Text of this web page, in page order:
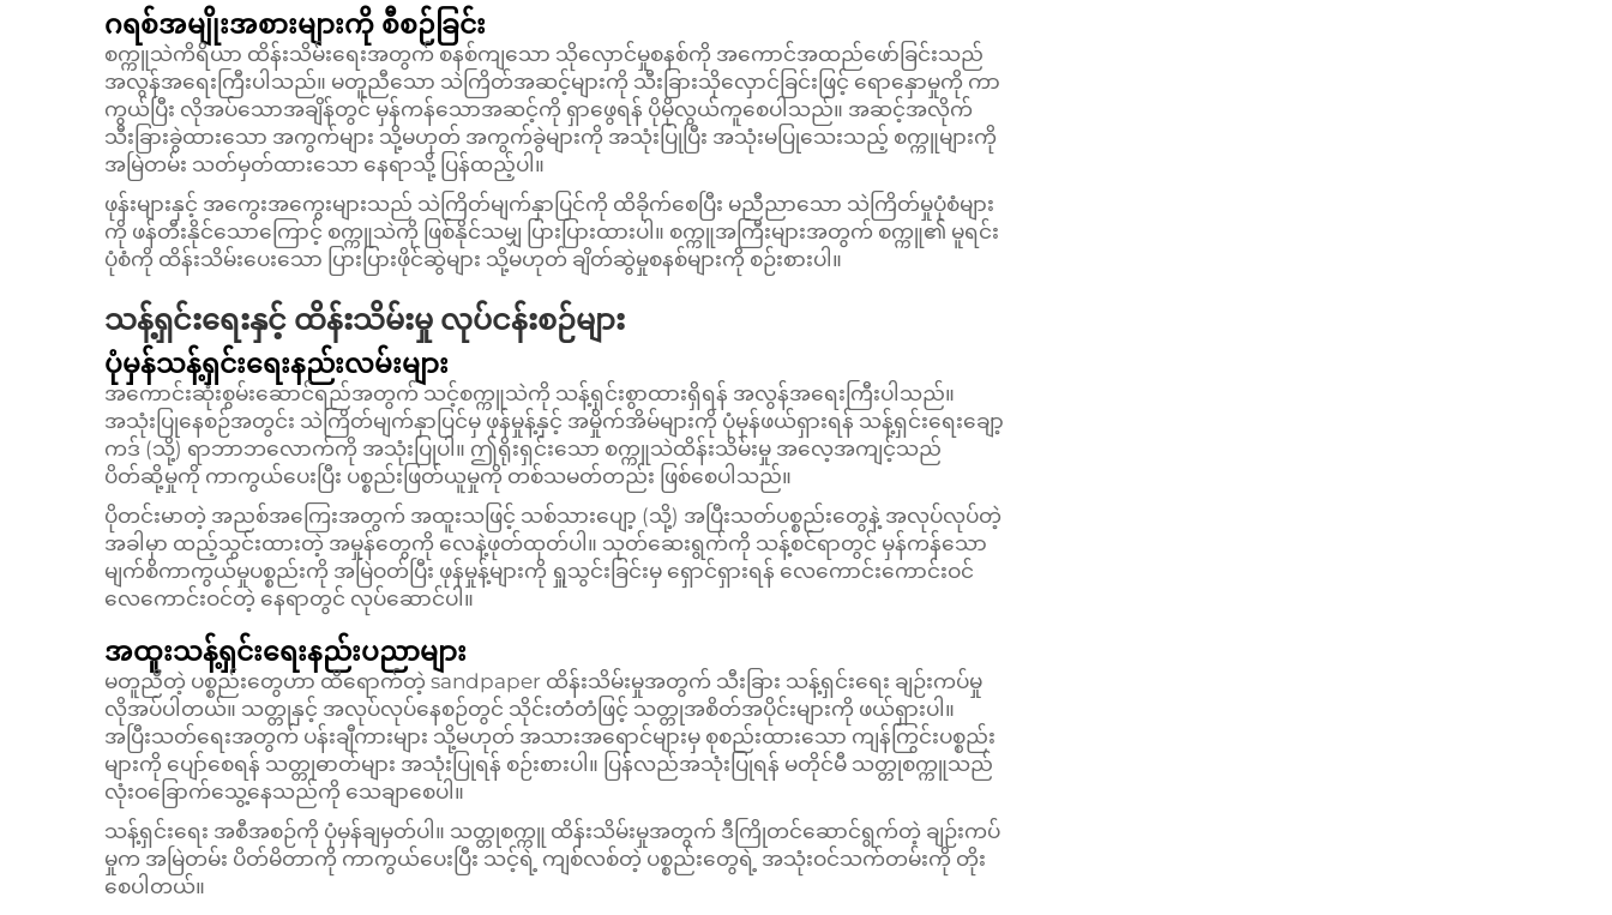
ဂရစ်အမျိုးအစားများကို စီစဉ်ခြင်း
စက္ကူသဲကိရိယာ ထိန်းသိမ်းရေးအတွက် စနစ်ကျသော သိုလှောင်မှုစနစ်ကို အကောင်အထည်ဖော်ခြင်းသည်
အလွန်အရေးကြီးပါသည်။ မတူညီသော သဲကြိတ်အဆင့်များကို သီးခြားသိုလှောင်ခြင်းဖြင့် ရောနှောမှုကို ကာ
ကွယ်ပြီး လိုအပ်သောအချိန်တွင် မှန်ကန်သောအဆင့်ကို ရှာဖွေရန် ပိုမိုလွယ်ကူစေပါသည်။ အဆင့်အလိုက်
သီးခြားခွဲထားသော အကွက်များ သို့မဟုတ် အကွက်ခွဲများကို အသုံးပြုပြီး အသုံးမပြုသေးသည့် စက္ကူများကို
အမြဲတမ်း သတ်မှတ်ထားသော နေရာသို့ ပြန်ထည့်ပါ။
ဖုန်းများနှင့် အကွေးအကွေးများသည် သဲကြိတ်မျက်နှာပြင်ကို ထိခိုက်စေပြီး မညီညာသော သဲကြိတ်မှုပုံစံများ
ကို ဖန်တီးနိုင်သောကြောင့် စက္ကူသဲကို ဖြစ်နိုင်သမျှ ပြားပြားထားပါ။ စက္ကူအကြီးများအတွက် စက္ကူ၏ မူရင်း
ပုံစံကို ထိန်းသိမ်းပေးသော ပြားပြားဖိုင်ဆွဲများ သို့မဟုတ် ချိတ်ဆွဲမှုစနစ်များကို စဉ်းစားပါ။
သန့်ရှင်းရေးနှင့် ထိန်းသိမ်းမှု လုပ်ငန်းစဉ်များ
ပုံမှန်သန့်ရှင်းရေးနည်းလမ်းများ
အကောင်းဆုံးစွမ်းဆောင်ရည်အတွက် သင့်စက္ကူသဲကို သန့်ရှင်းစွာထားရှိရန် အလွန်အရေးကြီးပါသည်။
အသုံးပြုနေစဉ်အတွင်း သဲကြိတ်မျက်နှာပြင်မှ ဖုန်မှုန့်နှင့် အမှိုက်အိမ်များကို ပုံမှန်ဖယ်ရှားရန် သန့်ရှင်းရေးချော့
ကဒ် (သို့) ရာဘာဘလောက်ကို အသုံးပြုပါ။ ဤရိုးရှင်းသော စက္ကူသဲထိန်းသိမ်းမှု အလေ့အကျင့်သည်
ပိတ်ဆို့မှုကို ကာကွယ်ပေးပြီး ပစ္စည်းဖြတ်ယူမှုကို တစ်သမတ်တည်း ဖြစ်စေပါသည်။
ပိုတင်းမာတဲ့ အညစ်အကြေးအတွက် အထူးသဖြင့် သစ်သားပျော့ (သို့) အပြီးသတ်ပစ္စည်းတွေနဲ့ အလုပ်လုပ်တဲ့
အခါမှာ ထည့်သွင်းထားတဲ့ အမှုန်တွေကို လေနဲ့ဖုတ်ထုတ်ပါ။ သုတ်ဆေးရွက်ကို သန့်စင်ရာတွင် မှန်ကန်သော
မျက်စိကာကွယ်မှုပစ္စည်းကို အမြဲဝတ်ပြီး ဖုန်မှုန့်များကို ရှူသွင်းခြင်းမှ ရှောင်ရှားရန် လေကောင်းကောင်းဝင်
လေကောင်းဝင်တဲ့ နေရာတွင် လုပ်ဆောင်ပါ။
အထူးသန့်ရှင်းရေးနည်းပညာများ
မတူညီတဲ့ ပစ္စည်းတွေဟာ ထိရောက်တဲ့ sandpaper ထိန်းသိမ်းမှုအတွက် သီးခြား သန့်ရှင်းရေး ချဉ်းကပ်မှု
လိုအပ်ပါတယ်။ သတ္တုနှင့် အလုပ်လုပ်နေစဉ်တွင် သိုင်းတံတံဖြင့် သတ္တုအစိတ်အပိုင်းများကို ဖယ်ရှားပါ။
အပြီးသတ်ရေးအတွက် ပန်းချီကားများ သို့မဟုတ် အသားအရောင်များမှ စုစည်းထားသော ကျန်ကြွင်းပစ္စည်း
များကို ပျော်စေရန် သတ္တုဓာတ်များ အသုံးပြုရန် စဉ်းစားပါ။ ပြန်လည်အသုံးပြုရန် မတိုင်မီ သတ္တုစက္ကူသည်
လုံးဝခြောက်သွေ့နေသည်ကို သေချာစေပါ။
သန့်ရှင်းရေး အစီအစဉ်ကို ပုံမှန်ချမှတ်ပါ။ သတ္တုစက္ကူ ထိန်းသိမ်းမှုအတွက် ဒီကြိုတင်ဆောင်ရွက်တဲ့ ချဉ်းကပ်
မှုက အမြဲတမ်း ပိတ်မိတာကို ကာကွယ်ပေးပြီး သင့်ရဲ့ ကျစ်လစ်တဲ့ ပစ္စည်းတွေရဲ့ အသုံးဝင်သက်တမ်းကို တိုး
စေပါတယ်။